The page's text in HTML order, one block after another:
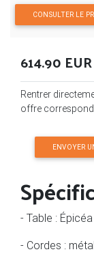
CONSULTER LE
614.90 EUR
Rentrer
offre
ENVOYER
- Table :
- Cordes : métal